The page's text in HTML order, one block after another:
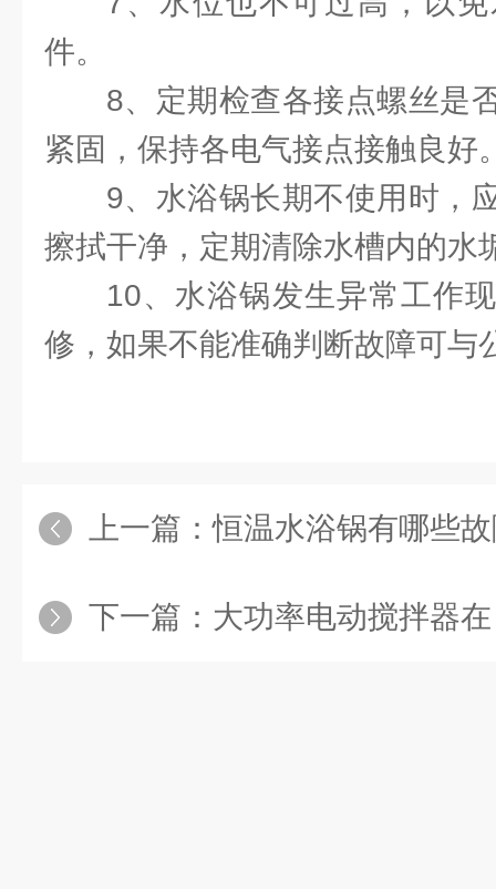
件。
8、定期检查各接点螺丝是
紧固，保持各电气接点接触良好
9、水浴锅长期不使用时，
擦拭干净，定期清除水槽内的水
10、水浴锅发生异常工作
修，如果不能准确判断故障可与
上一篇：恒温水浴锅有哪些
下一篇： 大功率电动搅拌器在日